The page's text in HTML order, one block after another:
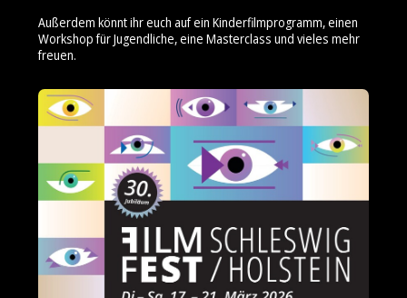
Außerdem könnt ihr euch auf ein Kinderfilmprogramm, einen
Workshop für Jugendliche, eine Masterclass und vieles mehr
freuen.